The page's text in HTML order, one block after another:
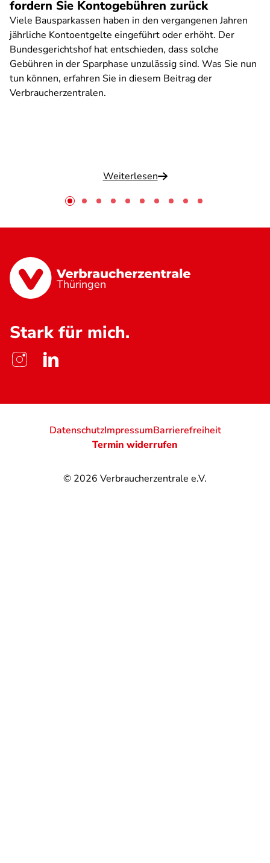
fordern Sie Kontogebühren zurück
Viele Bausparkassen haben in den vergangenen Jahren
jährliche Kontoentgelte eingeführt oder erhöht. Der
Bundesgerichtshof hat entschieden, dass solche
Gebühren in der Sparphase unzulässig sind. Was Sie nun
tun können, erfahren Sie in diesem Beitrag der
Verbraucherzentralen.
Weiterlesen
Thüringen
Stark für mich.
© 2026 Verbraucherzentrale e.V.
DatenschutzImpressumBarrierefreiheit
Termin widerrufen